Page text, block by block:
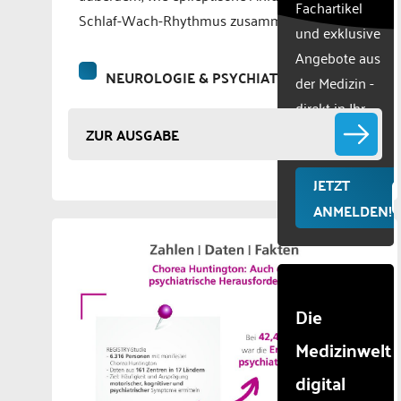
Schlaf-Wach-Rhythmus zusammenhängen.
NEUROLOGIE & PSYCHIATRIE
ZUR AUSGABE
used.
Powered
Consent
Platform
Fachartikel
und exklusive
Angebote aus
der Medizin -
direkt in Ihr
Postfach
JETZT
ANMELDEN!
Die
Medizinwelt
digital